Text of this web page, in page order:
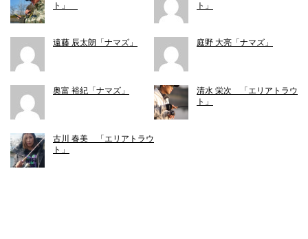
ト」
ト」
遠藤 辰太朗「ナマズ」 庭野 大亮「ナマズ」
奥富 裕紀「ナマズ」
清水 栄次 「エリアトラウ
ト」
古川 春美 「エリアトラウ
ト」